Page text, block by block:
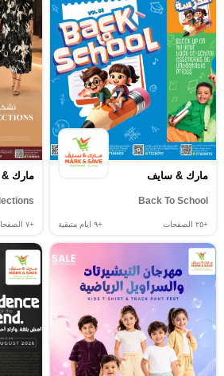
مارك & سايف
Back To School
+٢٥ الصفحات +٩ ايام متبقية
مارك
+٧